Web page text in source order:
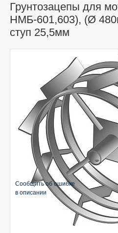
Грунтозацепы для
НМБ-601,603), (Ø
ступ 25,5мм
Сообщить об ошибке
в описании